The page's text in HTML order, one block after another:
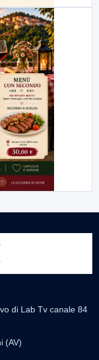
di Lab Tv canale 84
(AV)